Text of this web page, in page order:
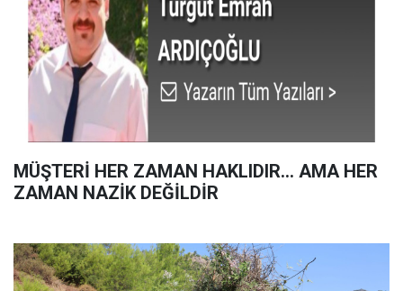
MÜŞTERİ HER ZAMAN HAKLIDIR… AMA HER
ZAMAN NAZİK DEĞİLDİR